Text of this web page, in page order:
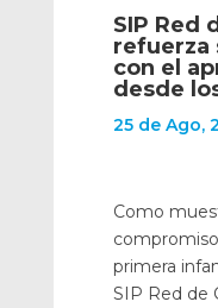
SIP Red
refuerza
con el
desde
25 de Ago,
Como
primera
SIP Red de